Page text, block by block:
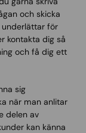
och skicka
underlättar för
kontakta dig så
och få dig ett
sig
när man anlitar
delen av
kan känna